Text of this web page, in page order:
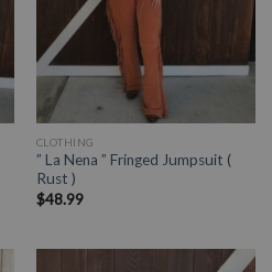
CLOTHING
” La Nena ” Fringed Jumpsuit (
Rust )
$48.99